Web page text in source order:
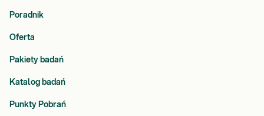
Poradnik
Oferta
Pakiety badań
Katalog badań
Punkty Pobrań